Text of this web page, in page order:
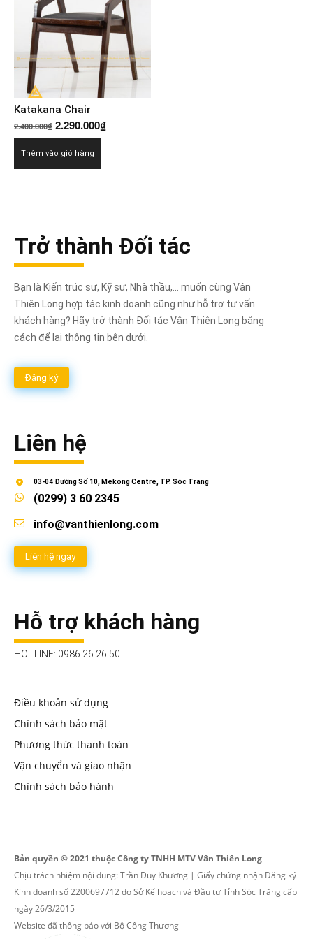
Katakana Chair
2.400.000₫ Giá
gốc
là:
2.400.000₫.
2.290.000₫Giá
Thêm vào giỏ hàng
Trở thành Đối tác
Bạn là Kiến trúc sư, Kỹ sư, Nhà thầu,... muốn cùng Vân
Thiên Long hợp tác kinh doanh cũng như hỗ trợ tư vấn
khách hàng? Hãy trở thành Đối tác Vân Thiên Long bằng
cách để lại thông tin bên dưới.
Đăng ký
Liên hệ
03-04 Đường Số 10, Mekong Centre, TP. Sóc Trăng
(0299) 3 60 2345
info@vanthienlong.com
Liên hệ ngay
Hỗ trợ khách hàng
HOTLINE: 0986 26 26 50
Điều khoản sử dụng
Chính sách bảo mật
Phương thức thanh toán
Vận chuyển và giao nhận
Chính sách bảo hành
Bản quyền © 2021 thuộc Công ty TNHH MTV Vân Thiên Long
Chịu trách nhiệm nội dung: Trần Duy Khương | Giấy chứng nhận Đăng ký
Kinh doanh số 2200697712 do Sở Kế hoạch và Đầu tư Tỉnh Sóc Trăng cấp
ngày 26/3/2015
Website đã thông báo với Bộ Công Thương